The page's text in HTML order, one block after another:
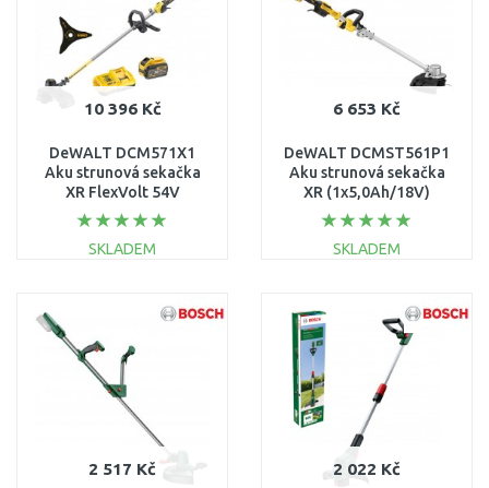
10 396 Kč
DeWALT DCM571X1
Aku strunová sekačka
XR FlexVolt 54V
(1x3,0Ah)
SKLADEM
6 653 Kč
DeWALT DCMST561P1
Aku strunová sekačka
XR (1x5,0Ah/18V)
SKLADEM
Porovnat
2 517 Kč 2 022 Kč